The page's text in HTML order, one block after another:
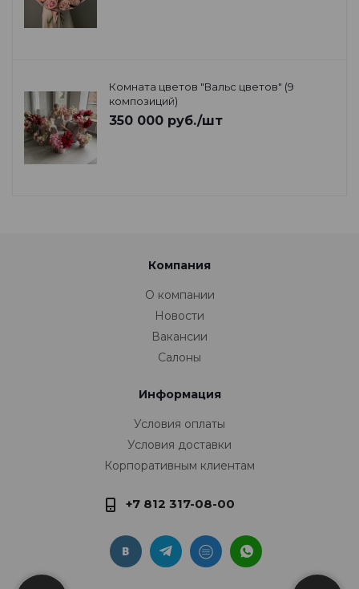
Комната цветов "Вальс цветов" (9
композиций)
350 000 руб./шт
Компания
О компании
Новости
Вакансии
Салоны
Информация
Условия оплаты
Условия доставки
Корпоративным клиентам
+7 812 317-08-00